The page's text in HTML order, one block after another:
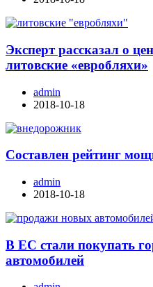
Эксперт рассказал о
литовские «евробляхи»
admin
2018-10-18
Составлен рейтинг
admin
2018-10-18
В ЕС стали покупать
автомобилей